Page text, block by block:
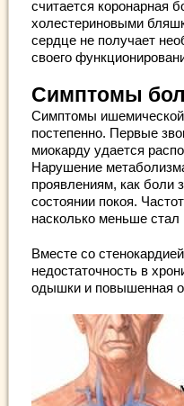
считается коронарная
холестериновыми
сердце не получает
своего
Симптомы
Симптомы ишемической
постепенно. Первые
миокарду удается
Нарушение
проявлениям, как боли
состоянии покоя.
насколько меньше стал
Вместе со
недостаточность в
одышки и повышенная